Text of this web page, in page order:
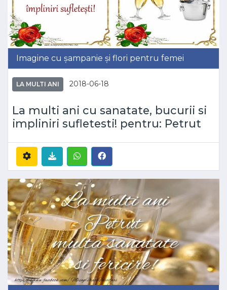
Imagine cu șampanie și flori pentru femei
LA MULTI ANI 2018-06-18
La multi ani cu sanatate, bucurii si
impliniri sufletesti! pentru: Petrut